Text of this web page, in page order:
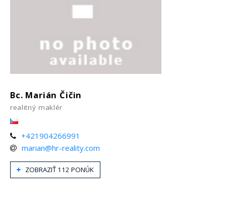
Bc. Marián Čičin
realitný maklér
+421904266991
marian@hr-reality.com
ZOBRAZIŤ 112 PONÚK